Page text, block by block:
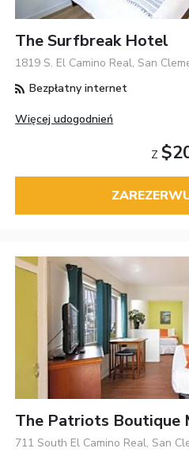
The Surfbreak Hotel
1819 S. El Camino Real, San
Bezpłatny internet
Więcej udogodnień
Z
The Patriots Boutique
711 South El Camino Real, San